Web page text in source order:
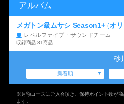
アルバム
メガトン級ムサシ Season1+ (オ
レベルファイブ・サウンドチーム
収録商品:81商品
砂
新着順
※月額コースにご入会頂き、保持ポイント数が
ます。